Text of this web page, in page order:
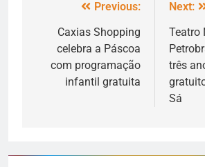
Previous:
Caxias Shopping
celebra a Páscoa
com programação
infantil gratuita
Next:
Teatro
três
Sá